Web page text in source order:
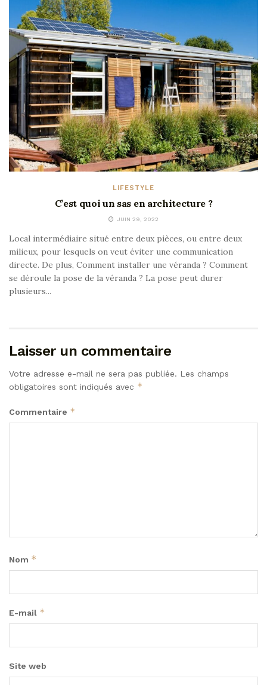
LIFESTYLE
C’est quoi un sas en architecture ?
JUIN 29, 2022
Local intermédiaire situé entre deux pièces, ou entre deux
milieux, pour lesquels on veut éviter une communication
directe. De plus, Comment installer une véranda ? Comment
se déroule la pose de la véranda ? La pose peut durer
plusieurs...
Laisser un commentaire
Votre adresse e-mail ne sera pas publiée. Les champs
obligatoires sont indiqués avec *
Commentaire *
Nom *
E-mail *
Site web